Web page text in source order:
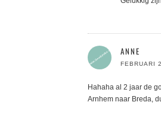
ANNE
FEBRUARI
Hahaha al 2 jaar de
Arnhem naar Breda,